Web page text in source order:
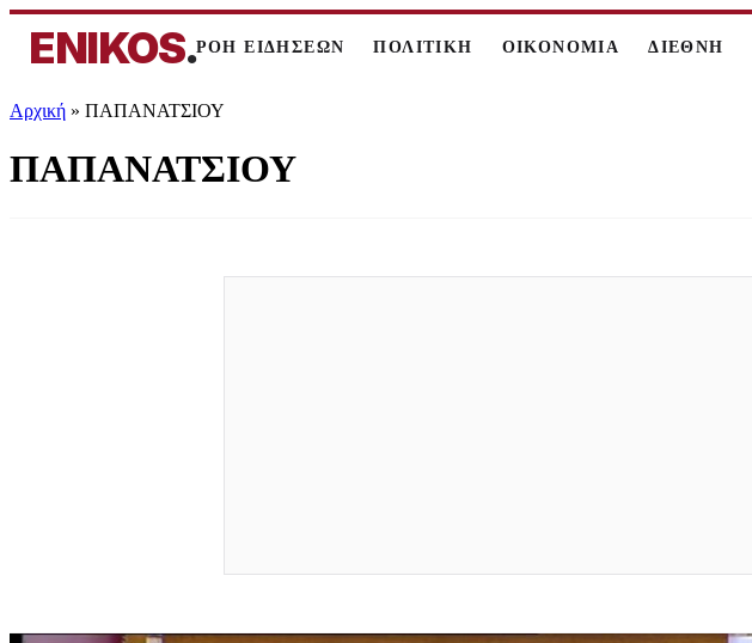
ENIKOS.ΡΟΗ ΕΙΔΗΣΕΩΝ ΠΟΛΙΤΙΚΗ ΟΙΚΟΝΟΜΙΑ ΔΙΕΘΝΗ
Αρχική » ΠΑΠΑΝΑΤΣΙΟΥ
ΠΑΠΑΝΑΤΣΙΟΥ